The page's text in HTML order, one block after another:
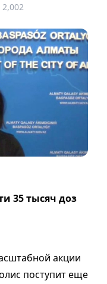
2,002
35 тысяч доз
акции
поступит еще